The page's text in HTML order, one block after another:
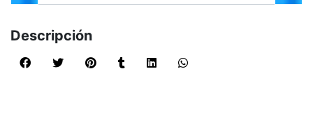
Descripción